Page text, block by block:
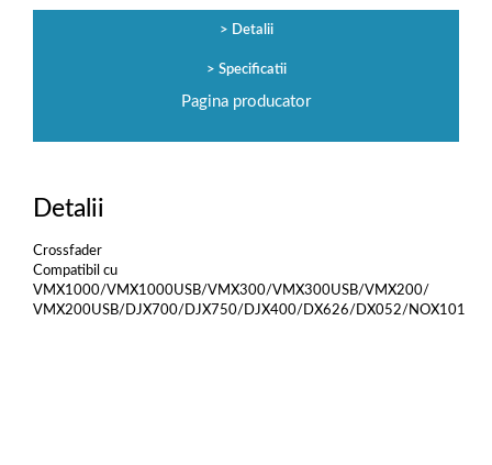
Detalii
Specificatii
Pagina producator
Detalii
Crossfader
Compatibil cu
VMX1000/VMX1000USB/VMX300/VMX300USB/VMX200/
VMX200USB/DJX700/DJX750/DJX400/DX626/DX052/NOX101